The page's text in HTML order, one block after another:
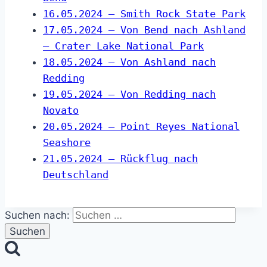
16.05.2024 – Smith Rock State Park
17.05.2024 – Von Bend nach Ashland
– Crater Lake National Park
18.05.2024 – Von Ashland nach
Redding
19.05.2024 – Von Redding nach
Novato
20.05.2024 – Point Reyes National
Seashore
21.05.2024 – Rückflug nach
Deutschland
Suchen nach: